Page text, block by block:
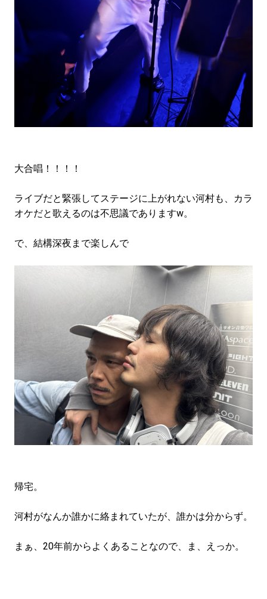
大合唱！！！！
ライブだと緊張してステージに上がれない河村も、カラ
オケだと歌えるのは不思議でありますw。
で、結構深夜まで楽しんで
帰宅。
河村がなんか誰かに絡まれていたが、誰かは分からず。
まぁ、20年前からよくあることなので、ま、えっか。